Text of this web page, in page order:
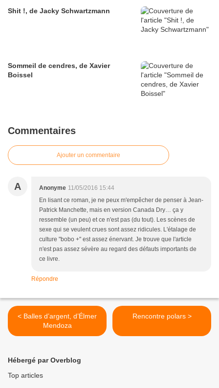
Shit !, de Jacky Schwartzmann
Sommeil de cendres, de Xavier
Boissel
Commentaires
Ajouter un commentaire
A Anonyme 11/05/2016 15:44
En lisant ce roman, je ne peux m'empêcher de penser à Jean-
Patrick Manchette, mais en version Canada Dry… ça y
ressemble (un peu) et ce n'est pas (du tout). Les scènes de
sexe qui se veulent crues sont assez ridicules. L'étalage de
culture "bobo +" est assez énervant. Je trouve que l'article
n'est pas assez sévère au regard des défauts importants de
ce livre.
Répondre
< Balles d’argent, d’Élmer
Mendoza
Rencontre polars >
Hébergé par Overblog
Top articles